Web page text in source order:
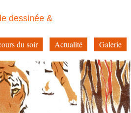
dessinée &
du soir Actualité Galerie